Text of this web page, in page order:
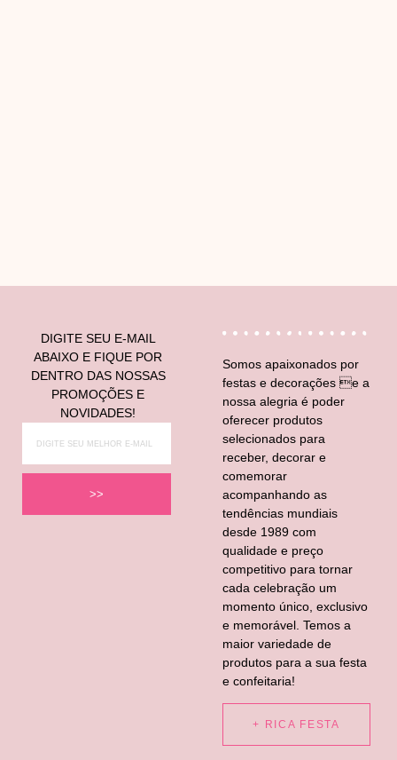
DIGITE SEU E-MAIL
ABAIXO E FIQUE POR
DENTRO DAS NOSSAS
PROMOÇÕES E
NOVIDADES!
>>
Somos apaixonados por
festas e decorações e a
nossa alegria é poder
oferecer produtos
selecionados para
receber, decorar e
comemorar
acompanhando as
tendências mundiais
desde 1989 com
qualidade e preço
competitivo para tornar
cada celebração um
momento único, exclusivo
e memorável. Temos a
maior variedade de
produtos para a sua festa
e confeitaria!
+ RICA FESTA